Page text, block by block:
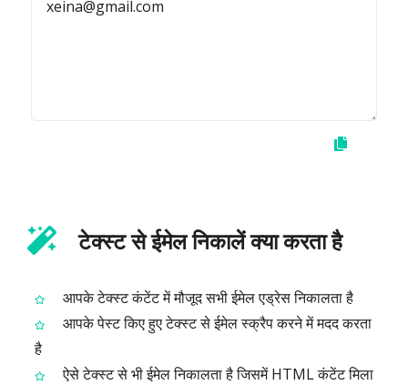
टेक्स्ट से ईमेल निकालें क्या करता है
आपके टेक्स्ट कंटेंट में मौजूद सभी ईमेल एड्रेस निकालता है
आपके पेस्ट किए हुए टेक्स्ट से ईमेल स्क्रैप करने में मदद करता
है
ऐसे टेक्स्ट से भी ईमेल निकालता है जिसमें HTML कंटेंट मिला